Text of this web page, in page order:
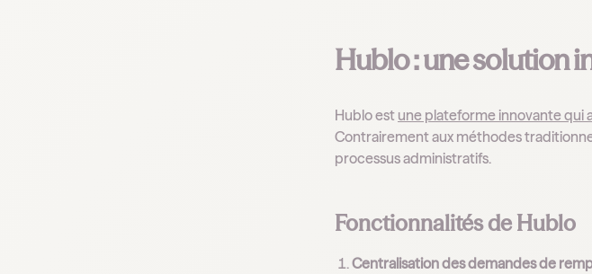
Hublo : une solution
Hublo est une plateforme innovante qui
Contrairement aux méthodes
processus administratifs.
Fonctionnalités de Hublo
Centralisation des demandes de